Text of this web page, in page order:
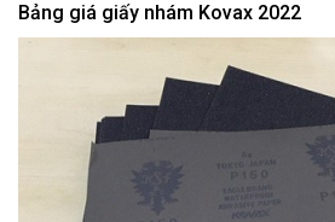
Bảng giá giấy nhám Kovax 2022